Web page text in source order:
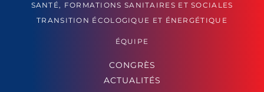
SANTÉ, FORMATIONS SANITAIRES ET SOCIALES
TRANSITION ÉCOLOGIQUE ET ÉNERGÉTIQUE
ÉQUIPE
CONGRÈS
ACTUALITÉS